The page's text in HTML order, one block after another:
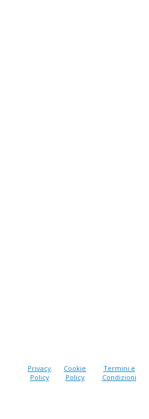
Privacy
Policy
Cookie
Policy
Termini e
Condizioni